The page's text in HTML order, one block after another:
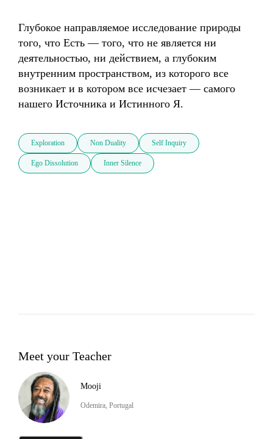
Глубокое направляемое исследование природы
того, что Есть — того, что не является ни
деятельностью, ни действием, а глубоким
внутренним пространством, из которого все
возникает и в котором все исчезает — самого
нашего Источника и Истинного Я.
Exploration Non Duality Self Inquiry
Ego Dissolution Inner Silence
Meet your Teacher
Mooji
Odemira, Portugal